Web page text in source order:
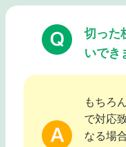
切った
いでき
もちろ
で対応
なる場